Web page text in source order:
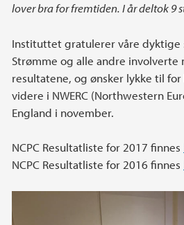
lover bra for fremtiden. I år deltok 9
Instituttet gratulerer våre dyktige
Strømme og alle andre
resultatene, og ønsker lykke til
videre i NWERC (Northwestern
England i november.
NCPC Resultatliste for 2017 finnes
NCPC Resultatliste for 2016 finnes